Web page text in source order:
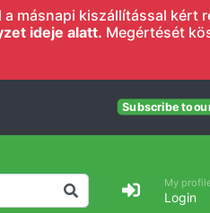
kiszállítással kért
ideje alatt. Megértését
Subscribe to
My
Login